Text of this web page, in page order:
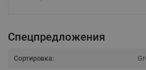
Спецпредложения
Сортировка: